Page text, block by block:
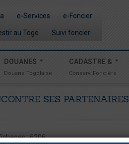
e-Services e-Foncier
au Togo Suivi foncier
DOUANES
Douane Togolaise
CADASTRE &
Conserv. Foncière
SES PARTENAIRES
: 6206